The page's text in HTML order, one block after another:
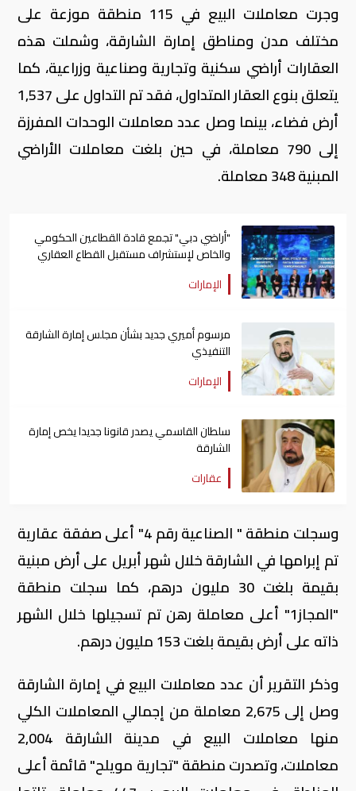
وجرت معاملات البيع في 115 منطقة موزعة على
مختلف مدن ومناطق إمارة الشارقة، وشملت هذه
العقارات أراضي سكنية وتجارية وصناعية وزراعية، كما
يتعلق بنوع العقار المتداول، فقد تم التداول على 1,537
أرض فضاء، بينما وصل عدد معاملات الوحدات المفرزة
إلى 790 معاملة، في حين بلغت معاملات الأراضي
المبنية 348 معاملة.
"أراضي دبي" تجمع قادة القطاعين الحكومي
والخاص لإستشراف مستقبل القطاع العقاري
الإمارات
مرسوم أميري جديد بشأن مجلس إمارة الشارقة
التنفيذي
الإمارات
سلطان القاسمي يصدر قانونا جديدا يخص إمارة
الشارقة
عقارات
وسجلت منطقة " الصناعية رقم 4" أعلى صفقة عقارية
تم إبرامها في الشارقة خلال شهر أبريل على أرض مبنية
بقيمة بلغت 30 مليون درهم، كما سجلت منطقة
"المجاز1" أعلى معاملة رهن تم تسجيلها خلال الشهر
ذاته على أرض بقيمة بلغت 153 مليون درهم.
وذكر التقرير أن عدد معاملات البيع في إمارة الشارقة
وصل إلى 2,675 معاملة من إجمالي المعاملات الكلي
منها معاملات البيع في مدينة الشارقة 2,004
معاملات، وتصدرت منطقة "تجارية مويلح" قائمة أعلى